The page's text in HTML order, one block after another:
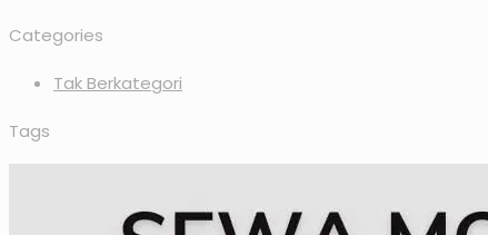
Categories
Tak Berkategori
Tags